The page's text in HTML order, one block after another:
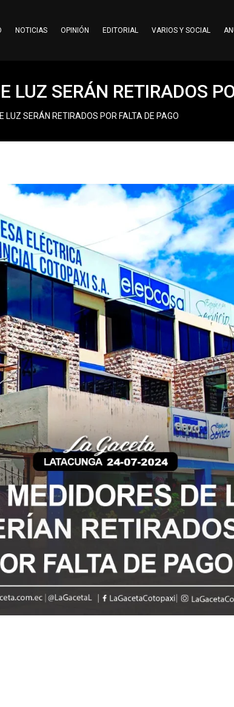
NOTICIAS OPINIÓN EDITORIAL VARIOS Y SOCIAL
LUZ SERÁN RETIRADOS
LUZ SERÁN RETIRADOS POR FALTA DE PAGO